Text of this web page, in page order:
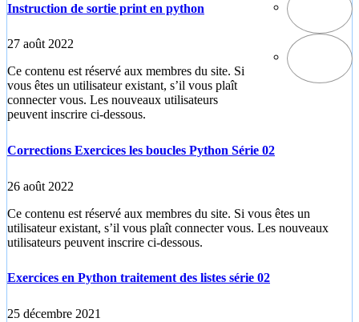
Instruction de sortie print en python
27 août 2022
Ce contenu est réservé aux membres du site. Si
vous êtes un utilisateur existant, s’il vous plaît
connecter vous. Les nouveaux utilisateurs
peuvent inscrire ci-dessous.
Corrections Exercices les boucles Python Série 02
26 août 2022
Ce contenu est réservé aux membres du site. Si vous êtes un
utilisateur existant, s’il vous plaît connecter vous. Les nouveaux
utilisateurs peuvent inscrire ci-dessous.
Exercices en Python traitement des listes série 02
25 décembre 2021